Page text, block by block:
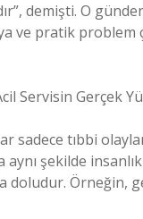
demişti. O
ve pratik problem
Servisin Gerçek
sadece tıbbi
şekilde
Örneğin,